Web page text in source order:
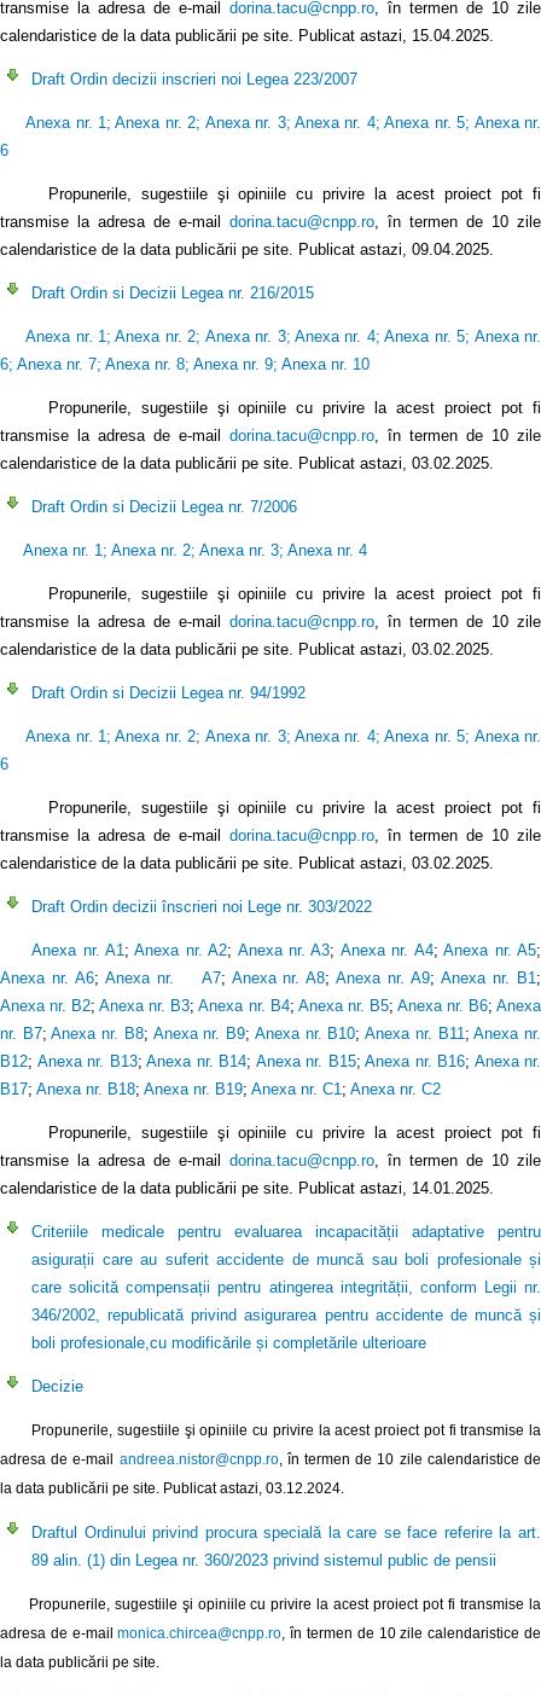
transmise la adresa de e-mail dorina.tacu@cnpp.ro , în termen de 10 zile
calendaristice de la data publicării pe site. Publicat astazi, 15.04.2025.
Draft Ordin decizii inscrieri noi Legea 223/2007
Anexa nr. 1 ;Anexa nr. 2; Anexa nr. 3;Anexa nr. 4;Anexa nr. 5; Anexa nr.
6
Propunerile, sugestiile şi opiniile cu privire la acest proiect pot fi
transmise la adresa de e-mail dorina.tacu@cnpp.ro , în termen de 10 zile
calendaristice de la data publicării pe site. Publicat astazi, 09.04.2025.
Draft Ordin si Decizii Legea nr. 216/2015
Anexa nr. 1 ;Anexa nr. 2; Anexa nr. 3;Anexa nr. 4;Anexa nr. 5; Anexa nr.
6; Anexa nr. 7; Anexa nr. 8; Anexa nr. 9; Anexa nr. 10
Propunerile, sugestiile şi opiniile cu privire la acest proiect pot fi
transmise la adresa de e-mail dorina.tacu@cnpp.ro , în termen de 10 zile
calendaristice de la data publicării pe site. Publicat astazi, 03.02.2025.
Draft Ordin si Decizii Legea nr. 7/2006
Anexa nr. 1 ; Anexa nr. 2; Anexa nr. 3; Anexa nr. 4
Propunerile, sugestiile şi opiniile cu privire la acest proiect pot fi
transmise la adresa de e-mail dorina.tacu@cnpp.ro , în termen de 10 zile
calendaristice de la data publicării pe site. Publicat astazi, 03.02.2025.
Draft Ordin si Decizii Legea nr. 94/1992
Anexa nr. 1 ;Anexa nr. 2; Anexa nr. 3;Anexa nr. 4; Anexa nr. 5; Anexa nr.
6
Propunerile, sugestiile şi opiniile cu privire la acest proiect pot fi
transmise la adresa de e-mail dorina.tacu@cnpp.ro , în termen de 10 zile
calendaristice de la data publicării pe site. Publicat astazi, 03.02.2025.
Draft Ordin decizii înscrieri noi Lege nr. 303/2022
Anexa nr. A1 ;Anexa nr. A2; Anexa nr. A3; Anexa nr. A4;Anexa nr. A5;
Anexa nr. A6; Anexa nr. A7; Anexa nr. A8;Anexa nr. A9;Anexa nr. B1 ;
Anexa nr. B2;Anexa nr. B3;Anexa nr. B4; Anexa nr. B5; Anexa nr. B6;Anexa
nr. B7;Anexa nr. B8; Anexa nr. B9; Anexa nr. B10;Anexa nr. B11 ;Anexa nr.
B12; Anexa nr. B13; Anexa nr. B14; Anexa nr. B15; Anexa nr. B16; Anexa nr.
B17; Anexa nr. B18; Anexa nr. B19; Anexa nr. C1 ; Anexa nr. C2
Propunerile, sugestiile şi opiniile cu privire la acest proiect pot fi
transmise la adresa de e-mail dorina.tacu@cnpp.ro , în termen de 10 zile
calendaristice de la data publicării pe site. Publicat astazi, 14.01.2025.
Criteriile medicale pentru evaluarea incapacității adaptative pentru
asigurații care au suferit accidente de muncă sau boli profesionale și
care solicită compensații pentru atingerea integrității, conform Legii nr.
346/2002, republicată privind asigurarea pentru accidente de muncă și
boli profesionale,cu modificările și completările ulterioare
Decizie
Propunerile, sugestiile şi opiniile cu privire la acest proiect pot fi transmise la
adresa de e-mail andreea.nistor@cnpp.ro, în termen de 10 zile calendaristice de
la data publicării pe site. Publicat astazi, 03.12.2024.
Draftul Ordinului privind procura specială la care se face referire la art.
89 alin. (1) din Legea nr. 360/2023 privind sistemul public de pensii
Propunerile, sugestiile şi opiniile cu privire la acest proiect pot fi transmise la
adresa de e-mailmonica.chircea@cnpp.ro, în termen de 10 zile calendaristice de
la data publicării pe site.